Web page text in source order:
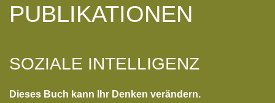
PUBLIKATIONEN
SOZIALE INTELLIGENZ
Dieses Buch kann Ihr Denken verändern.